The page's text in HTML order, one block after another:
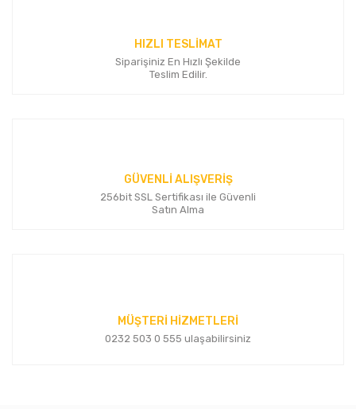
HIZLI TESLİMAT
Siparişiniz En Hızlı Şekilde
Teslim Edilir.
GÜVENLİ ALIŞVERİŞ
256bit SSL Sertifikası ile Güvenli
Satın Alma
MÜŞTERİ HİZMETLERİ
0232 503 0 555 ulaşabilirsiniz